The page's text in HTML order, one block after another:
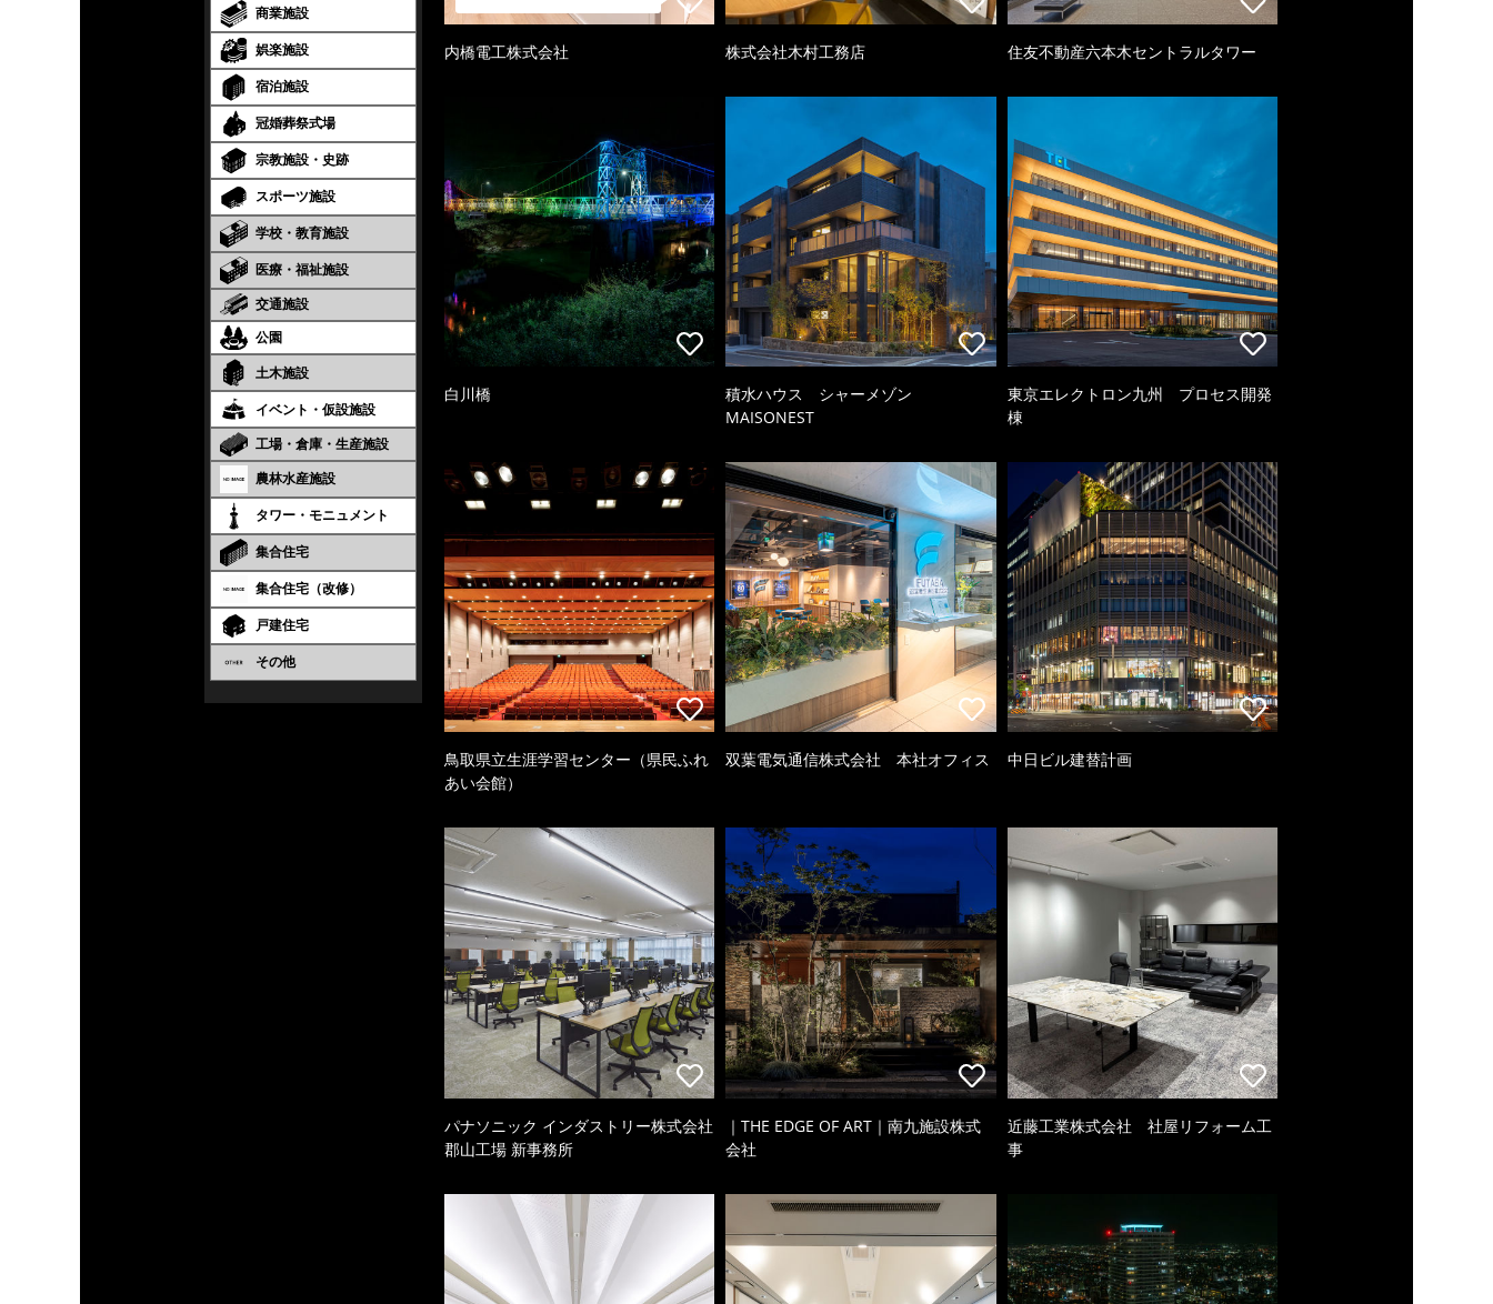
商業施設
娯楽施設
宿泊施設
冠婚葬祭式場
宗教施設・史跡
スポーツ施設
学校・教育施設
医療・福祉施設
交通施設
公園
土木施設
イベント・仮設施設
工場・倉庫・生産施設
農林水産施設
タワー・モニュメント
集合住宅
集合住宅（改修）
戸建住宅
その他
内橋電工株式会社 株式会社木村工務店 住友不動産六本木セントラルタワー
白川橋
積水ハウス シャーメゾン
MAISONEST
東京エレクトロン九州 プロセス開発
棟
鳥取県立生涯学習センター（県民ふれ
あい会館）
双葉電気通信株式会社 本社オフィス 中日ビル建替計画
パナソニック インダストリー株式会社
郡山工場 新事務所
｜THE EDGE OF ART｜南九施設株式
会社
近藤工業株式会社 社屋リフォーム工
事